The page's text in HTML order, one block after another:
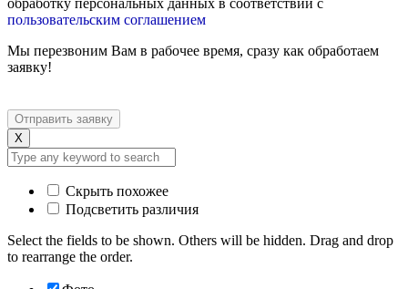
обработку персональных данных в соответствии с
пользовательским соглашением
Мы перезвоним Вам в рабочее время, сразу как обработаем
заявку!
X
Скрыть похожее
Подсветить различия
Select the fields to be shown. Others will be hidden. Drag and drop
to rearrange the order.